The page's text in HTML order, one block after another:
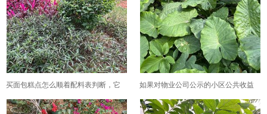
买面包糕点怎么顺着配料表判断，它
用的是哪类防腐剂、有没有踩到新规
如果对物业公司公示的小区公共收益
明细有疑问，业主可以通过哪些途径